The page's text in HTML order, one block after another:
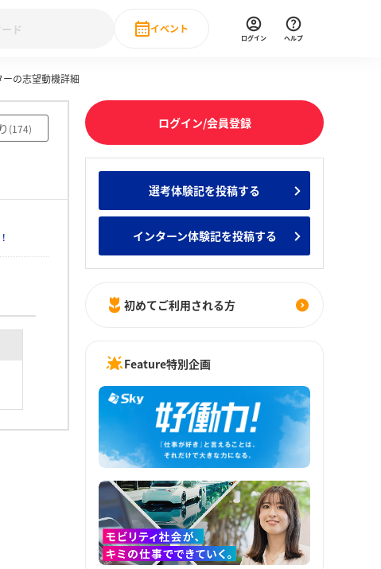
なの新卒就職人気企業ランキング みんなのインターン人気企業ランキ
28卒 IT・DX現場社員インタビュー
イベント
直近のイベント一覧
ログイン ヘルプ
の志望動機詳細
(174) ログイン/会員登録
選考体験記を投稿する
インターン体験記を投稿する
初めてご利用される方
Feature特別企画